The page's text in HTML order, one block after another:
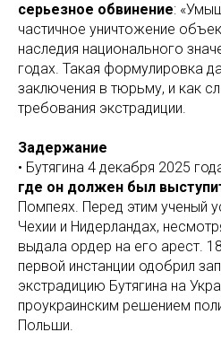
серьезное обвинение:
частичное уничтожение
наследия национального
годах. Такая формулировка
заключения в тюрьму, и как
требования экстрадиции.
Задержание
• Бутягина 4 декабря 2025
где он должен был
Помпеях. Перед этим ученый
Чехии и Нидерландах,
выдала ордер на его арест.
первой инстанции одобрил
экстрадицию Бутягина на
проукраинским решением
Польши.